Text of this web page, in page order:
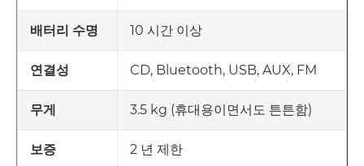
배터리 수명 10 시간 이상
연결성 CD, Bluetooth, USB, AUX, FM
무게 3.5 kg (휴대용이면서도 튼튼함)
보증 2 년 제한